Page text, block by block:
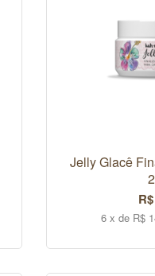
Jelly Glacê
6 x de R$